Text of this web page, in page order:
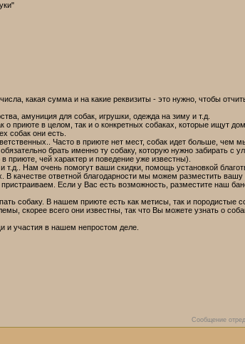
какая сумма и на какие реквизиты - это нужно, чтобы
амуниция для собак, игрушки, одежда на зиму и т.д.
приюте в целом, так и о конкретных собаках, которые ищут
собак они есть.
Часто в приюте нет мест, собак идет больше, чем
брать именно ту собаку, которую нужно забирать
приюте, чей характер и поведение уже известны).
т.д.. Нам очень помогут ваши скидки, помощь установкой
ответной благодарности мы можем разместить вашу
Если у Вас есть возможность, разместите наш
собаку. В нашем приюте есть как метисы, так и породистые
скорее всего они известны, так что Вы можете узнать о
участия в нашем непростом деле.
Сообщение